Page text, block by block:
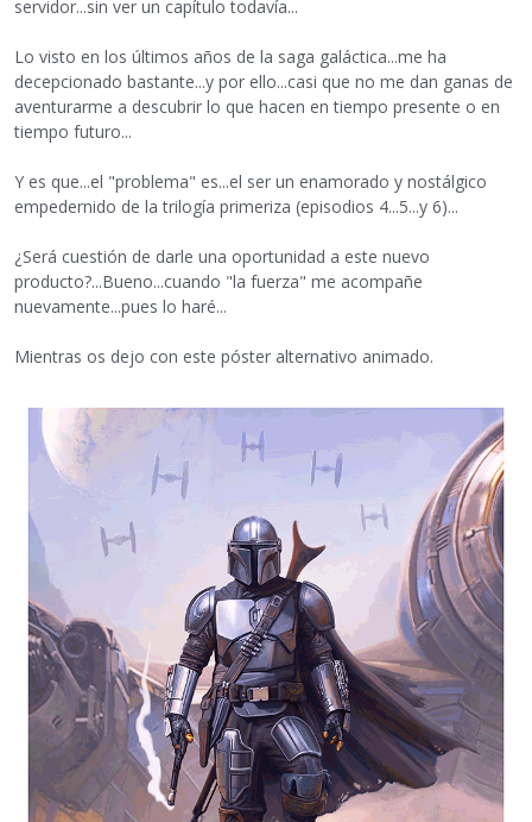
servidor...sin ver un capítulo todavía...
Lo visto en los últimos años de la saga galáctica...me ha
decepcionado bastante...y por ello...casi que no me dan ganas de
aventurarme a descubrir lo que hacen en tiempo presente o en
tiempo futuro...
Y es que...el "problema" es...el ser un enamorado y nostálgico
empedernido de la trilogía primeriza (episodios 4...5...y 6)...
¿Será cuestión de darle una oportunidad a este nuevo
producto?...Bueno...cuando "la fuerza" me acompañe
nuevamente...pues lo haré...
Mientras os dejo con este póster alternativo animado.